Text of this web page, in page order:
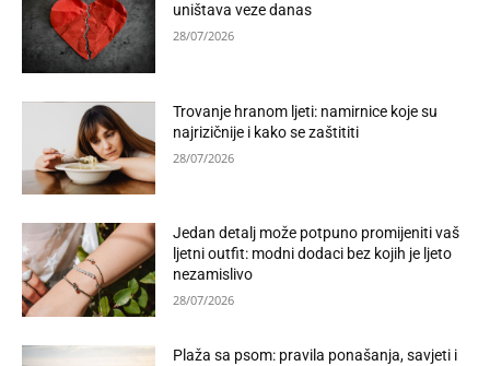
uništava veze danas
28/07/2026
Trovanje hranom ljeti: namirnice koje su
najrizičnije i kako se zaštititi
28/07/2026
Jedan detalj može potpuno promijeniti vaš
ljetni outfit: modni dodaci bez kojih je ljeto
nezamislivo
28/07/2026
Plaža sa psom: pravila ponašanja, savjeti i